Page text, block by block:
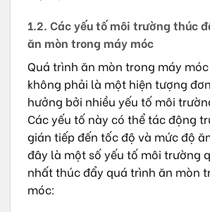
1.2. Các yếu tố môi trường thúc
ăn mòn trong máy móc
Quá trình ăn mòn trong máy
không phải là một hiện tượng
hưởng bởi nhiều yếu tố môi
Các yếu tố này có thể tác động
gián tiếp đến tốc độ và mức độ
đây là một số yếu tố môi trường
nhất thúc đẩy quá trình ăn mòn
móc: